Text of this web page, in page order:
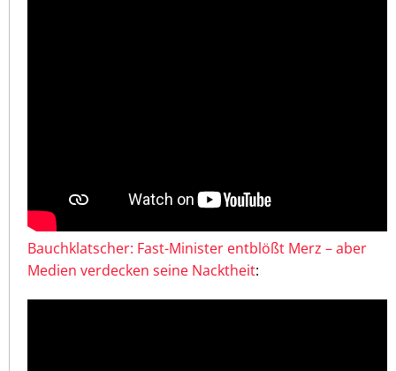
Bauchklatscher: Fast-Minister entblößt Merz – aber
Medien verdecken seine Nacktheit: